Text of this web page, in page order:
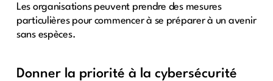
Les organisations peuvent prendre des mesures
particulières pour commencer à se préparer à un avenir
sans espèces.
Donner la priorité à la cybersécurité